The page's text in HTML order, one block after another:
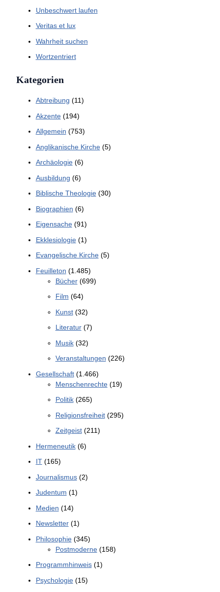
Unbeschwert laufen
Veritas et lux
Wahrheit suchen
Wortzentriert
Kategorien
Abtreibung (11)
Akzente(194)
Allgemein (753)
Anglikanische Kirche(5)
Archäologie(6)
Ausbildung (6)
Biblische Theologie(30)
Biographien (6)
Eigensache(91)
Ekklesiologie(1)
Evangelische Kirche(5)
Feuilleton (1.485)
Bücher(699)
Film (64)
Kunst(32)
Literatur(7)
Musik(32)
Veranstaltungen (226)
Gesellschaft(1.466)
Menschenrechte(19)
Politik(265)
Religionsfreiheit(295)
Zeitgeist(211)
Hermeneutik(6)
IT(165)
Journalismus(2)
Judentum (1)
Medien (14)
Newsletter(1)
Philosophie(345)
Postmoderne(158)
Programmhinweis(1)
Psychologie(15)